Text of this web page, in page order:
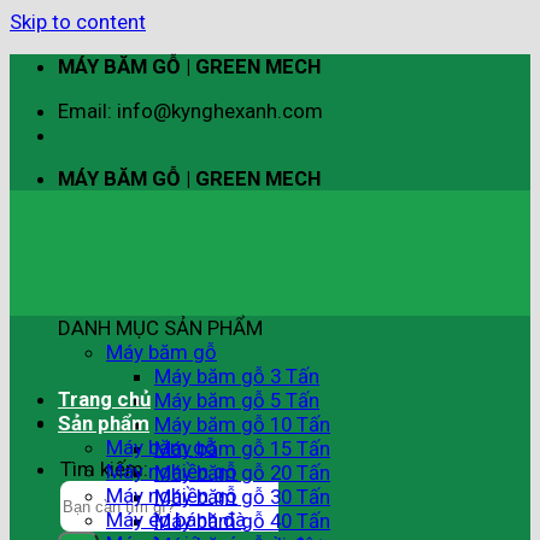
Skip to content
MÁY BĂM GỖ | GREEN MECH
Email: info@kynghexanh.com
MÁY BĂM GỖ | GREEN MECH
Tìm kiếm:
DANH MỤC SẢN PHẨM
Máy băm gỗ
Máy băm gỗ 3 Tấn
Máy băm gỗ 5 Tấn
Máy băm gỗ 10 Tấn
Máy băm gỗ 15 Tấn
Máy băm gỗ 20 Tấn
Máy băm gỗ 30 Tấn
Máy băm gỗ 40 Tấn
Trang chủ
Sản phẩm
Máy băm gỗ
Máy nghiền gỗ
Máy nghiền gỗ
Máy ép bánh đà